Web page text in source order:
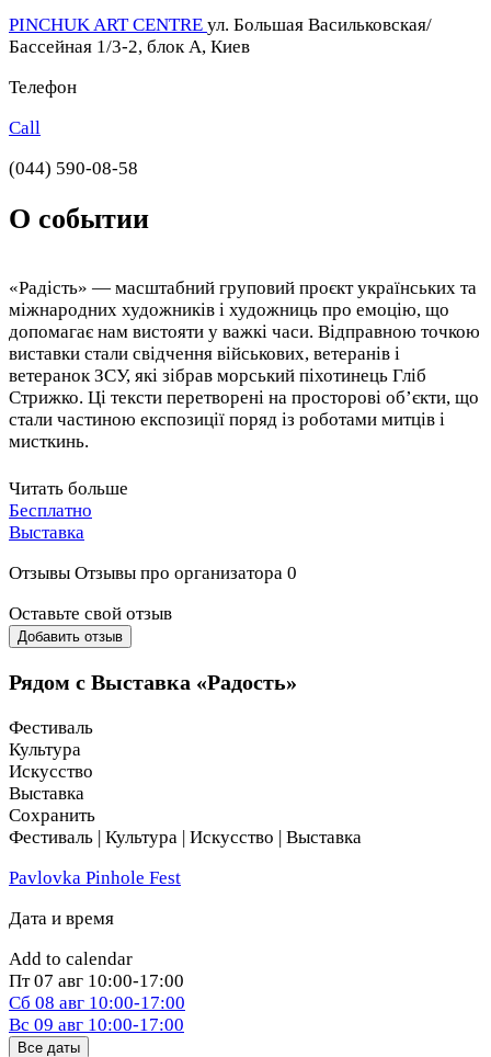
PINCHUK ART CENTRE ул. Большая Васильковская/
Бассейная 1/3-2, блок А, Киев
Телефон
Call
(044) 590-08-58
О событии
«Радість» — масштабний груповий проєкт українських та
міжнародних художників і художниць про емоцію, що
допомагає нам вистояти у важкі часи. Відправною точкою
виставки стали свідчення військових, ветеранів і
ветеранок ЗСУ, які зібрав морський піхотинець Гліб
Стрижко. Ці тексти перетворені на просторові об’єкти, що
стали частиною експозиції поряд із роботами митців і
мисткинь.
На тлі досвіду війни виставка говорить про радість як про
стан, що може бути дуже різним — гучним або майже
непомітним — але саме він часто допомагає нам рухатися
Читать больше
Бесплатно
Выставка
Отзывы Отзывы про организатора 0
Оставьте свой отзыв
Добавить отзыв
Рядом с Выставка «Радость»
Фестиваль
Культура
Искусство
Выставка
Сохранить
Фестиваль | Культура | Искусство | Выставка
Pavlovka Pinhole Fest
Дата и время
Add to calendar
Пт 07 авг 10:00-17:00
Сб 08 авг 10:00-17:00
Вс 09 авг 10:00-17:00
Все даты